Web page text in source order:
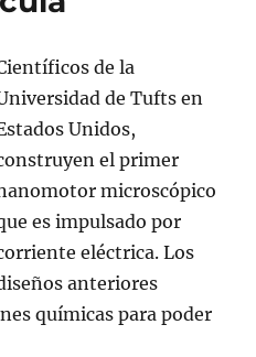
de la
de Tufts en
Unidos,
el primer
microscópico
es impulsado por
eléctrica. Los
anteriores
químicas para poder